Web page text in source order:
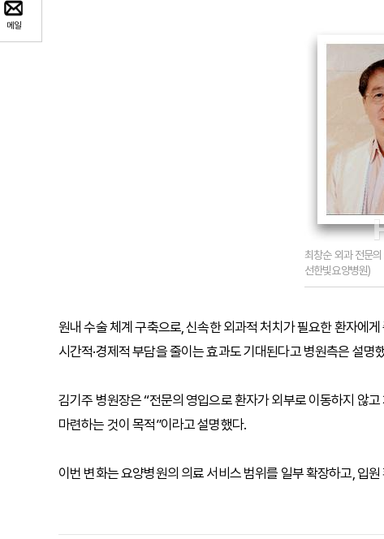
메일
최창순 외과 전문
선한빛요양병원)
원내 수술 체계 구축으로, 신속한 외과적 처치가 필요한 환자에
시간적·경제적 부담을 줄이는 효과도 기대된다고 병원측은 설명
김기주 병원장은 “전문의 영입으로 환자가 외부로 이동하지 않
마련하는 것이 목적”이라고 설명했다.
이번 변화는 요양병원의 의료 서비스 범위를 일부 확장하고, 입